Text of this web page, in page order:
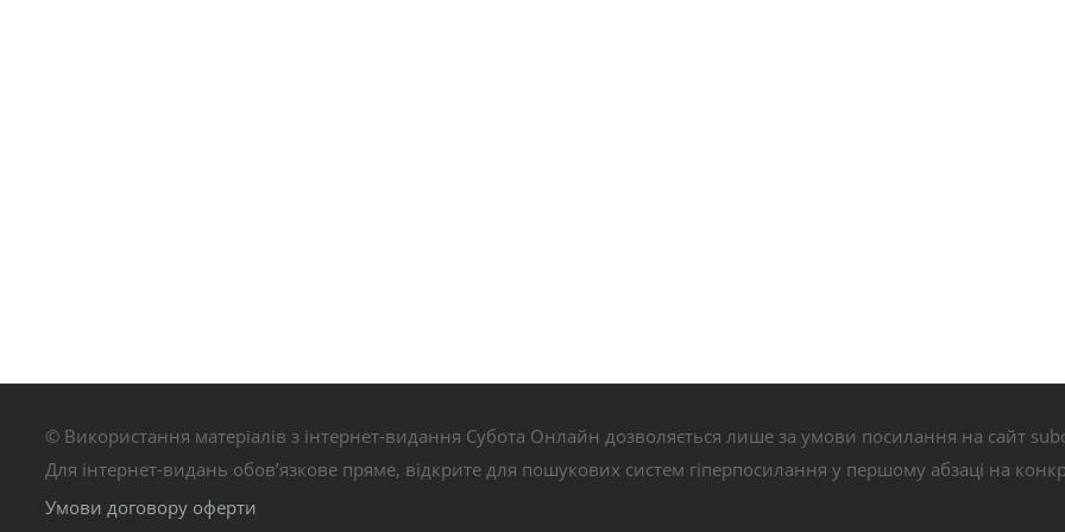
© Використання матеріалів з інтернет-видання Субота Онлайн дозволяється лише за умови посилання на сайт
Для інтернет-видань обов’язкове пряме, відкрите для пошукових систем гіперпосилання у першому абзаці на
Умови договору оферти